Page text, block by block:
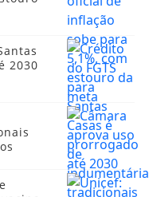
2030